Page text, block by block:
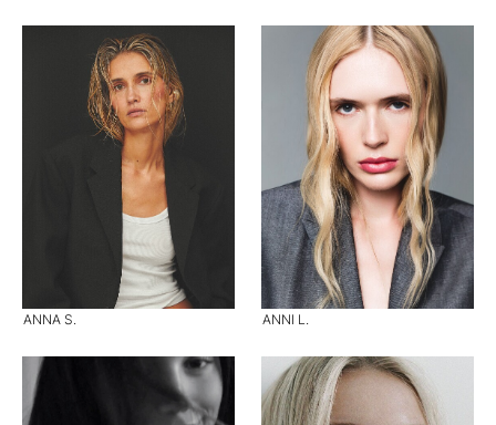
ANNA S. ANNI L.